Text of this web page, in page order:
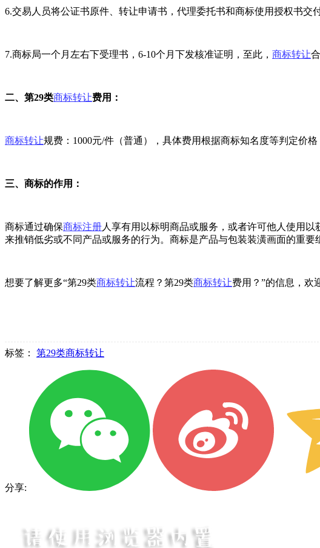
6.交易人员将公证书原件、转让申请书，代理委托书和商标使用授权书交
7.商标局一个月左右下受理书，6-10个月下发核准证明，至此， 商标转让
二、第29类商标转让费用：
商标转让规费：1000元/件（普通），具体费用根据商标知名度等判定价
三、商标的作用：
商标通过确保商标注册人享有用以标明商品或服务，或者许可他人使用以
来推销低劣或不同产品或服务的行为。商标是产品与包装装潢画面的重
想要了解更多“第29类商标转让流程？第29类商标转让费用？”的信息，欢
标签： 第29类商标转让
分享: